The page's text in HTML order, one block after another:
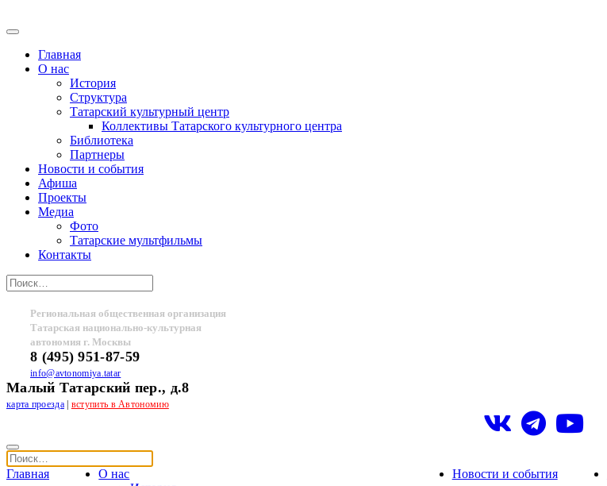
Главная
О нас
История
Структура
Татарский культурный центр
Коллективы Татарского культурного центра
Библиотека
Партнеры
Новости и события
Афиша
Проекты
Медиа
Фото
Татарские мультфильмы
Контакты
Региональная общественная организация
Татарская национально-культурная
автономия г. Москвы
8 (495) 951-87-59
info@avtonomiya.tatar
Малый Татарский пер., д.8
карта проезда| вступить в Автономию
Главная
О нас
Новости и события